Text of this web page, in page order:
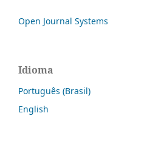
Open Journal Systems
Idioma
Português (Brasil)
English